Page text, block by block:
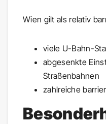
Wien gilt als relativ
viele U-Bahn-
abgesenkte
Straßenbahnen
zahlreiche